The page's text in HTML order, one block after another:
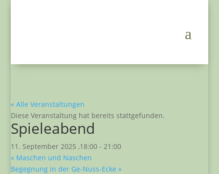
« Alle Veranstaltungen
Diese Veranstaltung hat bereits stattgefunden.
Spieleabend
11. September 2025 ,18:00 -21:00
« Maschen und Naschen
Begegnung in der Ge-Nuss-Ecke»